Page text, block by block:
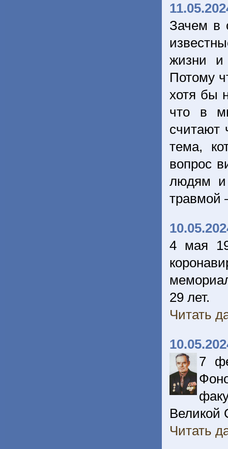
Зачем в
жизни и
Потому
хотя бы
что в
считают
тема,
вопрос
людям и
травмой
4 мая
29 лет.
Читать
7
Великой
Читать